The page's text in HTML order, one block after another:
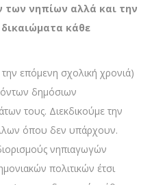
νηπίων αλλά και την
κάθε
επόμενη σχολική χρονιά)
δημόσιων
τους. Διεκδικούμε την
όπου δεν υπάρχουν.
νηπιαγωγών
πολιτικών έτσι